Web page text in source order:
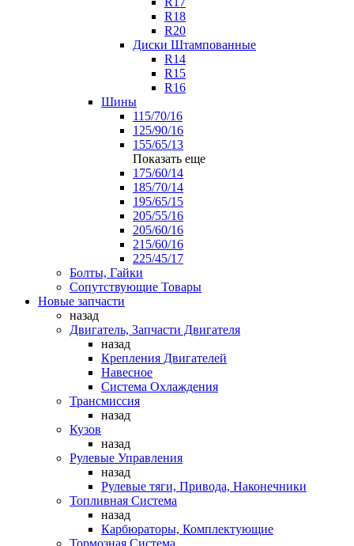
R18
R20
Диски Штампованные
R14
R15
R16
Шины
115/70/16
125/90/16
155/65/13
Показать еще
175/60/14
185/70/14
195/65/15
205/55/16
205/60/16
215/60/16
225/45/17
Болты, Гайки
Сопутствующие Товары
Новые запчасти
назад
Двигатель, Запчасти Двигателя
назад
Крепления Двигателей
Навесное
Система Охлаждения
Трансмиссия
назад
Кузов
назад
Рулевые Управления
назад
Рулевые тяги, Привода, Наконечники
Топливная Система
назад
Карбюраторы, Комплектующие
Тормозная Система